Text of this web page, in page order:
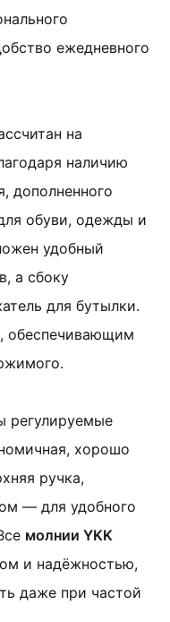
ежедневного
на
наличию
дополненного
обуви, одежды и
удобный
а сбоку
для бутылки.
обеспечивающим
регулируемые
хорошо
ручка,
— для удобного
молнии YKK
и надёжностью,
даже при частой